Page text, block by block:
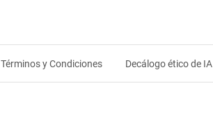
Términos y Condiciones Decálogo ético de IA